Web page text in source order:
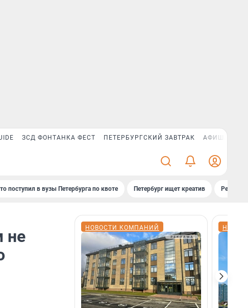
ЗСД ФОНТАНКА ФЕСТ ПЕТЕРБУРГСКИЙ ЗАВТРАК АФИША PLUS
поступил в вузы Петербурга по квоте Петербург ищет креатив
не
НОВОСТИ КОМПАНИЙ